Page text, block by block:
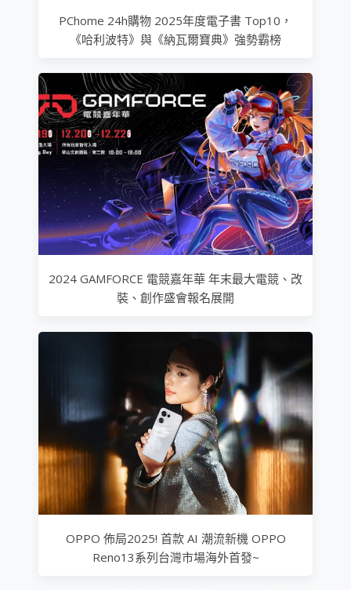
PChome 24h購物 2025年度電子書 Top10，
《哈利波特》與《納瓦爾寶典》強勢霸榜
2024 GAMFORCE 電競嘉年華 年末最大電競、改
裝、創作盛會報名展開
OPPO 佈局2025! 首款 AI 潮流新機 OPPO
Reno13系列台灣市場海外首發~